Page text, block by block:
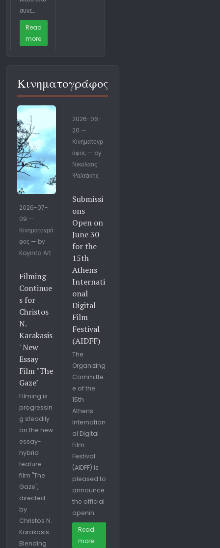
συνε…
Read
more
Κινηματογράφος
2026-07-
09 —
Κινηματογρά
φος — by
Koyinta Art
Filming
Continue
s for
Christos
N.
Karakasis
' New
Essay
Film "The
Gaze"
Filming is
progressin
g steadily
on the new
essay-
hybrid
feature
film "The
Gaze",
directed
by
Christos N.
Karakasis.
Blending
2026-06-
20 —
Κινηματογρ
άφος — by
Νικολαος
Ψαλτάκης
Submissi
ons
Open on
June 30
for the
15th
Athens
Internati
onal
Digital
Film
Festival
(AIDFF)
The
Organizing
Committe
e of the
15th
Athens
Internation
al Digital
Film
Festival
(AIDFF) is
pleased to
announce
the official
openin…
Read
more